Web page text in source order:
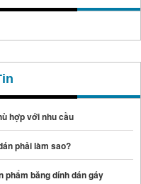
hợp với nhu cầu
phải làm sao?
băng dính dán gáy